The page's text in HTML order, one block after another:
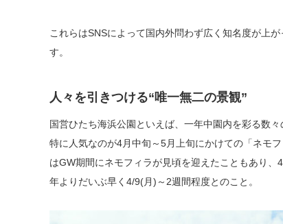
これらはSNSによって国内外問わず広く知名度が上
す。
人々を引きつける“唯一無二の景観”
国営ひたち海浜公園といえば、一年中園内を彩る数
特に人気なのが4月中旬～5月上旬にかけての「ネモ
はGW期間にネモフィラが見頃を迎えたこともあり
年よりだいぶ早く4/9(月)～2週間程度とのこと。